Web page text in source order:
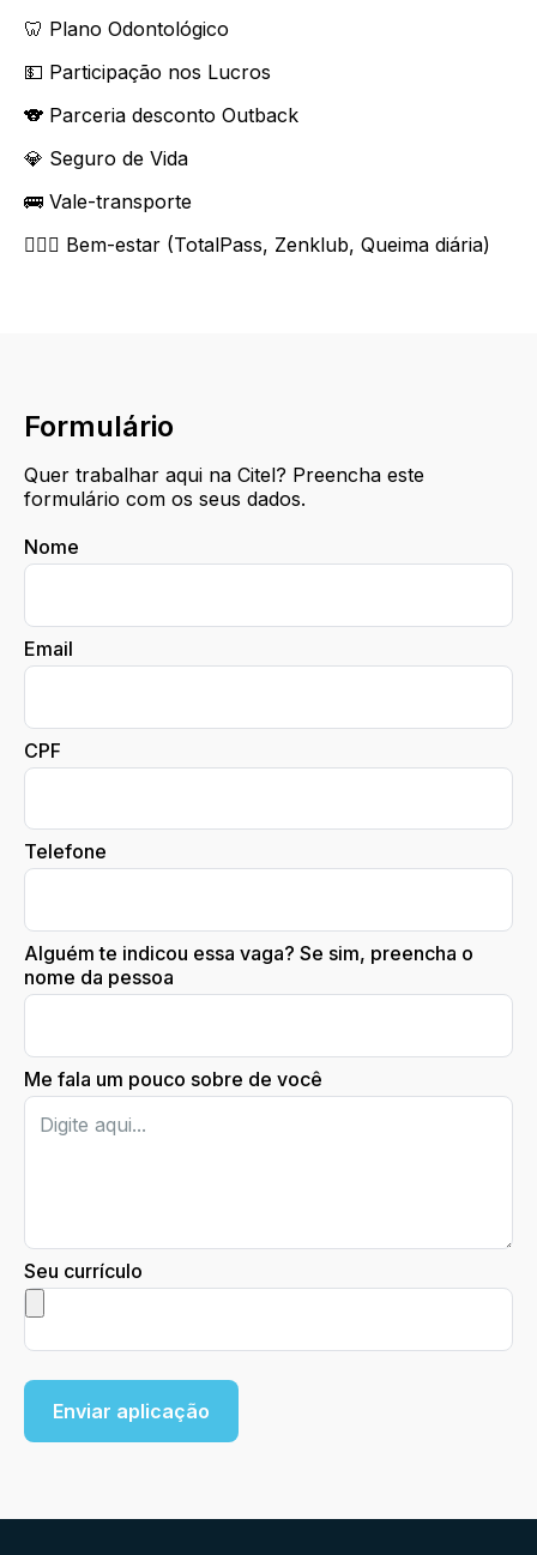
🦷 Plano Odontológico
💵 Participação nos Lucros
🐨 Parceria desconto Outback
💎 Seguro de Vida
🚌 Vale-transporte
🏋🏻‍♀️ Bem-estar (TotalPass, Zenklub, Queima diária)
Formulário
Quer trabalhar aqui na Citel? Preencha este
formulário com os seus dados.
Nome
Email
CPF
Telefone
Alguém te indicou essa vaga? Se sim, preencha o
nome da pessoa
Me fala um pouco sobre de você
Seu currículo